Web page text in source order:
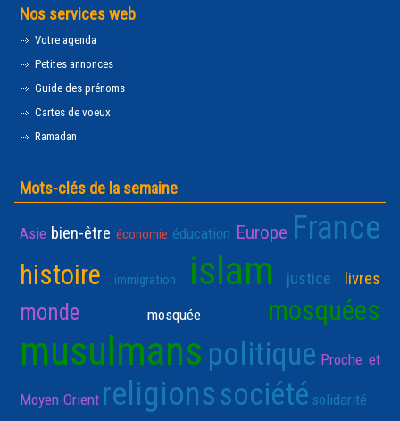
Nos services web
Votre agenda
Petites annonces
Guide des prénoms
Cartes de voeux
Ramadan
Mots-clés de la semaine
Asie bien-être économie éducation Europe France
histoire immigration islam justice livres
monde mosquée mosquées
musulmans politique Proche et
Moyen-Orient religionssociété solidarité